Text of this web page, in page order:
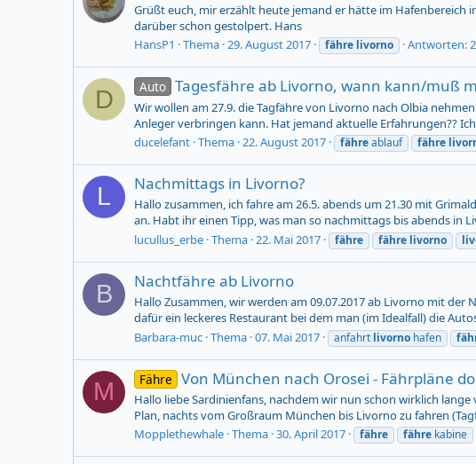
Grüßt euch, mir erzählt heute jemand er hätte im Hafenbereich
darüber schon gestolpert. Hans
HansP1
Thema 29. August 2017 fähre livorno Antworten:
D Auto Tagesfähre ab Livorno, wann kann/muß
Wir wollen am 27.9. die Tagfähre von Livorno nach Olbia
Anleger verbringen kann. Hat jemand aktuelle Erfahrungen??
ducelefant Thema 22. August 2017 fähreablauf fähre
L Nachmittags in Livorno?
Hallo zusammen, ich fahre am 26.5. abends um 21.30 mit
an. Habt ihr einen Tipp, was man so nachmittags bis abends in
lucullus_erbe Thema 22. Mai 2017 fähre fähre livorno
B Nachtfähre ab Livorno
Hallo Zusammen, wir werden am 09.07.2017 ab Livorno mit
dafür ein leckeres Restaurant bei dem man (im Idealfall) die
Barbara-muc Thema 07. Mai 2017 anfahrt livorno hafen
M Fähre Von München nach Orosei - Fährpläne
Hallo liebe Sardinienfans, nachdem wir nun schon wirklich
Plan, nachts vom Großraum München bis Livorno zu fahren
Mopplethewhale Thema 30. April 2017 fähre fähre kabine